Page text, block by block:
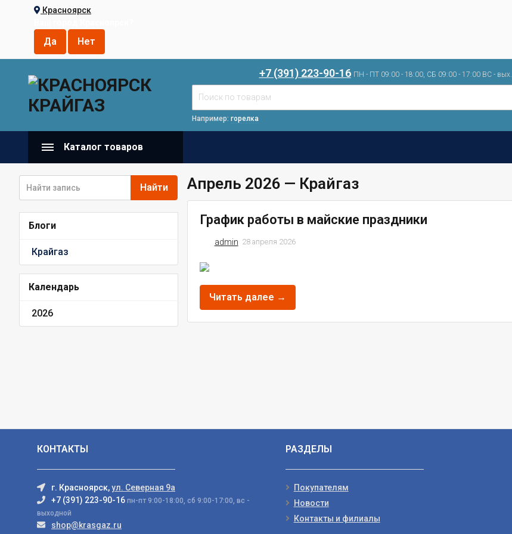
Красноярск
+7 (391) 223-90-16 ПН - ПТ 09:00 - 18:00, СБ 09:00 - 17:00 ВС - вых.
Например: горелка
Каталог товаров
Найти
Блоги
Крайгаз
Календарь
2026
Апрель 2026 — Крайгаз
График работы в майские праздники
admin 28 апреля 2026
Читать далее →
КОНТАКТЫ
г. Красноярск,ул. Северная 9а
+7 (391) 223-90-16 пн-пт 9:00-18:00, сб 9:00-17:00, вс -
выходной
shop@krasgaz.ru
РАЗДЕЛЫ
Покупателям
Новости
Контакты и филиалы